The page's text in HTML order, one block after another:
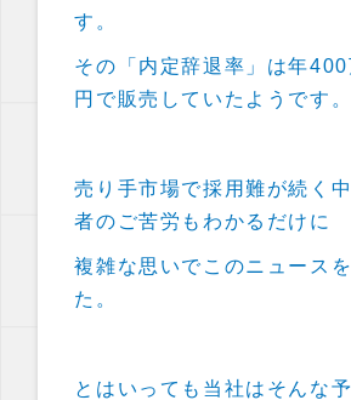
す。
その「内定辞退率」は年
円で販売していたようです。
売り手市場で採用難が続く
者のご苦労もわかるだけに
複雑な思いでこのニュース
た。
とはいっても当社はそんな